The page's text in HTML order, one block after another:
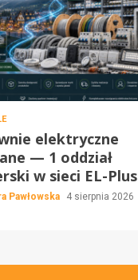
elektryczne
— 1 oddział
w sieci EL-Plus
Pawłowska
4 sierpnia 2026